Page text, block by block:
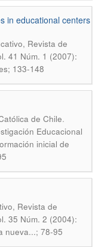
in educational centers
Revista de
41 Núm. 1 (2007):
133-148
de Chile.
Educacional
inicial de
Revista de
35 Núm. 2 (2004):
nueva...; 78-95